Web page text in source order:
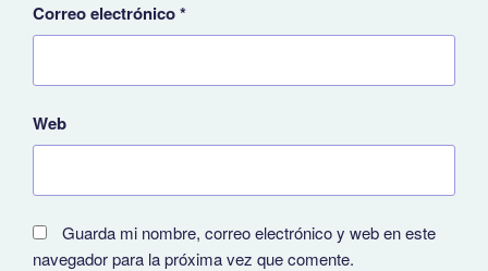
Correo electrónico*
Web
Guarda mi nombre, correo electrónico y web en este
navegador para la próxima vez que comente.